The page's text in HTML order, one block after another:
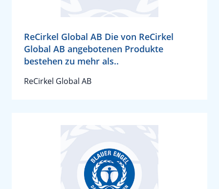
ReCirkel Global AB Die von ReCirkel
Global AB angebotenen Produkte
bestehen zu mehr als..
ReCirkel Global AB